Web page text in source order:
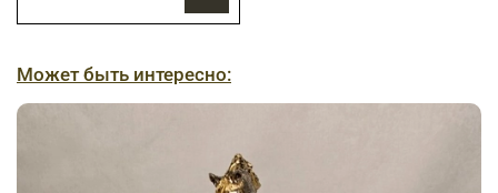
Может быть интересно: